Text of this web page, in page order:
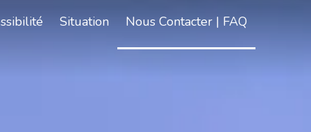
Situation Nous Contacter | FAQ